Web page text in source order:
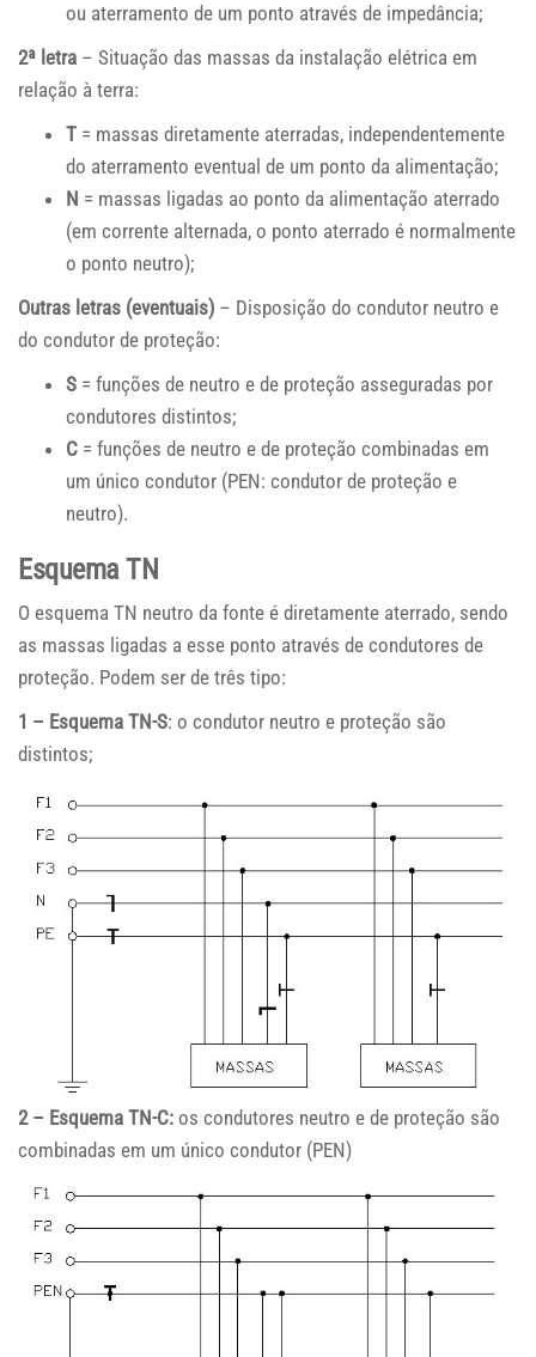
ou aterramento de um ponto através de impedância;
2ª letra – Situação das massas da instalação elétrica em
relação à terra:
T = massas diretamente aterradas, independentemente
do aterramento eventual de um ponto da alimentação;
N = massas ligadas ao ponto da alimentação aterrado
(em corrente alternada, o ponto aterrado é normalmente
o ponto neutro);
Outras letras (eventuais) – Disposição do condutor neutro e
do condutor de proteção:
S = funções de neutro e de proteção asseguradas por
condutores distintos;
C = funções de neutro e de proteção combinadas em
um único condutor (PEN: condutor de proteção e
neutro).
Esquema TN
O esquema TN neutro da fonte é diretamente aterrado, sendo
as massas ligadas a esse ponto através de condutores de
proteção. Podem ser de três tipo:
1 – Esquema TN-S: o condutor neutro e proteção são
distintos;
2 – Esquema TN-C: os condutores neutro e de proteção são
combinadas em um único condutor (PEN)